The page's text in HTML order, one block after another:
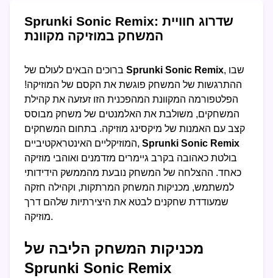
Sprunki Sonic Remix: שדרוג חוויית
המשחק במוזיקה מקוונת
Sprunki Sonic Remix, שבו
ההתרגשות של המשחק פוגשת את הקסם של המוזיקה!
הפלטפורמה המקוונת המהפכנית הזו זעזעה את קהילת
המשחקים, משולבת את האלמנטים של משחק מבוסס
קצב עם האמנות של מיקסינג מוזיקה. בתחום המשחקים
המוזיקליים האינטראקטיביים, Sprunki Sonic Remix
בולטת כאהובה בקרב גיימרים מזדמנים ואוהבי מוזיקה
כאחד. ההצלחה של המשחק נובעת מהממשק הידידותי
למשתמש, מכניקות המשחק המרתקות, וקהילה חזקה
שמעודדת שחקנים לבטא את היצירתיות שלהם דרך
מוזיקה.
מכניקות המשחק הליבה של
Sprunki Sonic Remix